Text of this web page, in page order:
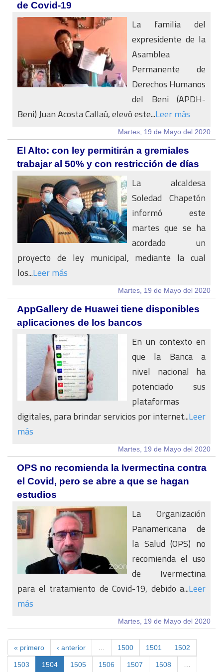
de Covid-19
La familia del
expresidente de la
Asamblea
Permanente de
Derechos Humanos
del Beni (APDH-
Beni) Juan Acosta Callaú, elevó este...Leer más
Martes, 19 de Mayo del 2020
El Alto: con ley permitirán a gremiales
trabajar al 50% y con restricción de días
La alcaldesa
Soledad Chapetón
informó este
martes que se ha
acordado un
proyecto de ley municipal, mediante la cual
los...Leer más
Martes, 19 de Mayo del 2020
AppGallery de Huawei tiene disponibles
aplicaciones de los bancos
En un contexto en
que la Banca a
nivel nacional ha
potenciado sus
plataformas
digitales, para brindar servicios por internet...Leer
más
Martes, 19 de Mayo del 2020
OPS no recomienda la Ivermectina contra
el Covid, pero se abre a que se hagan
estudios
La Organización
Panamericana de
la Salud (OPS) no
recomienda el uso
de Ivermectina
para el tratamiento de Covid-19, debido a...Leer
más
Martes, 19 de Mayo del 2020
« primero ‹ anterior 1500 1501 1502
1503 1504 1505 1506 1507 1508